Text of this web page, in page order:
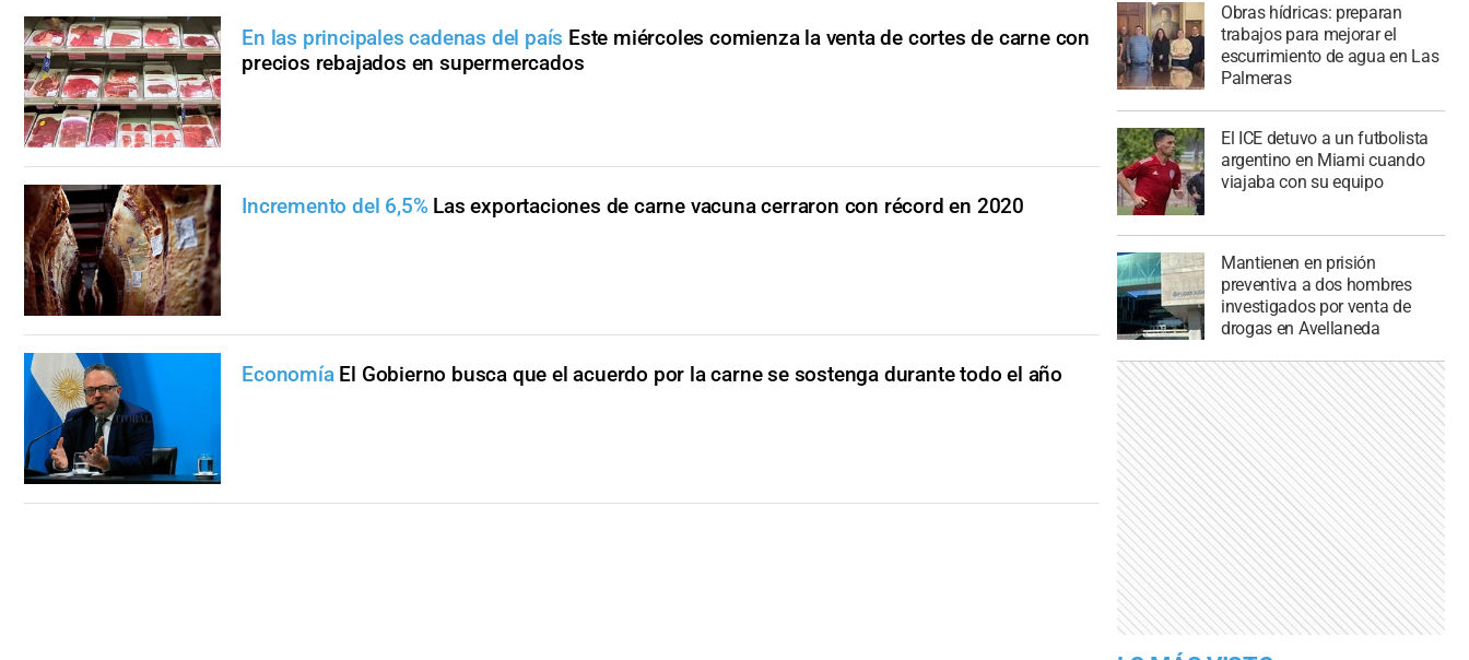
En las principales cadenas del país Este miércoles comienza la venta de cortes de carne con
precios rebajados en supermercados
Incremento del 6,5% Las exportaciones de carne vacuna cerraron con récord en 2020
Economía El Gobierno busca que el acuerdo por la carne se sostenga durante todo el año
Obras hídricas: preparan
trabajos para mejorar el
escurrimiento de agua en Las
Palmeras
El ICE detuvo a un futbolista
argentino en Miami cuando
viajaba con su equipo
Mantienen en prisión
preventiva a dos hombres
investigados por venta de
drogas en Avellaneda